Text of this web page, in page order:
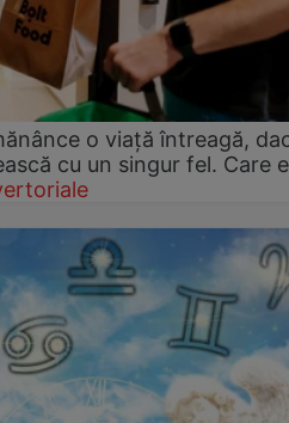
o viață întreagă,
cu un singur fel. Care e